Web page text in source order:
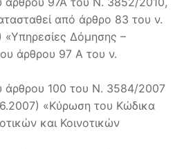
από άρθρο 83 του ν.
«Υπηρεσίες Δόμησης –
άρθρου 97 Α του ν.
άρθρου 100 του Ν. 3584/2007
«Κύρωση του Κώδικα
και Κοινοτικών